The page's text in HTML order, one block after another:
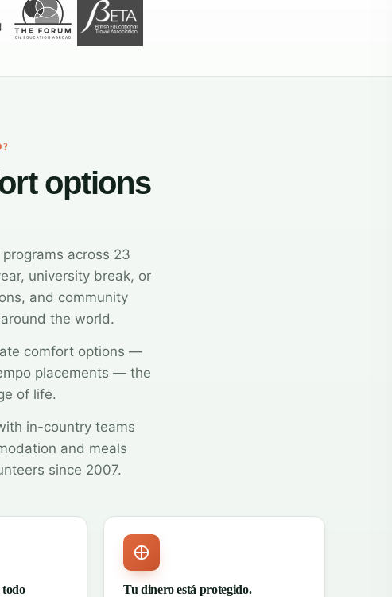
options
across 23
university break, or
and community
the world.
comfort options —
placements — the
of life.
in-country teams
and meals
since 2007.
todo
Tu dinero está protegido.